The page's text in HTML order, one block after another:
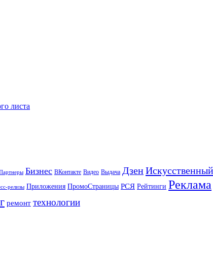
листа
Бизнес ВКонтакте Видео Выдача Дзен
релизы Приложения ПромоСтраницы РСЯ Рейтинги Реклама
ремонт технологии